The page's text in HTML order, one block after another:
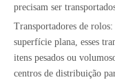
precisam ser
Transportadores de
superfície plana, esses
itens pesados ​​ou
centros de distribuição